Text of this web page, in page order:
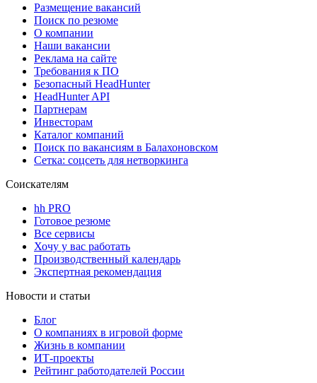
Размещение вакансий
Поиск по резюме
О компании
Наши вакансии
Реклама на сайте
Требования к ПО
Безопасный HeadHunter
HeadHunter API
Партнерам
Инвесторам
Каталог компаний
Поиск по вакансиям в Балахоновском
Сетка: соцсеть для нетворкинга
Соискателям
hh PRO
Готовое резюме
Все сервисы
Хочу у вас работать
Производственный календарь
Экспертная рекомендация
Новости и статьи
Блог
О компаниях в игровой форме
Жизнь в компании
ИТ-проекты
Рейтинг работодателей России